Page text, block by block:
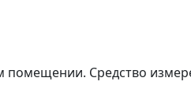
Средство